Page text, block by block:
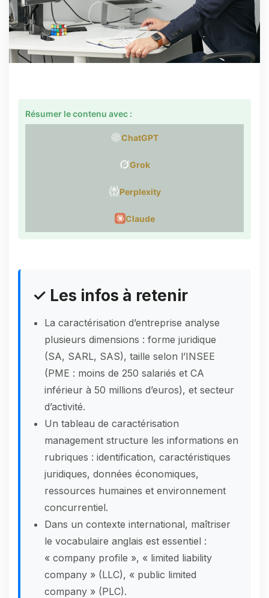
Résumer le contenu avec :
ChatGPT
Grok
Perplexity
Claude
✓ Les infos à retenir
La caractérisation d’entreprise analyse
plusieurs dimensions : forme juridique
(SA, SARL, SAS), taille selon l’INSEE
(PME : moins de 250 salariés et CA
inférieur à 50 millions d’euros), et secteur
d’activité.
Un tableau de caractérisation
management structure les informations en
rubriques : identification, caractéristiques
juridiques, données économiques,
ressources humaines et environnement
concurrentiel.
Dans un contexte international, maîtriser
le vocabulaire anglais est essentiel :
« company profile », « limited liability
company » (LLC), « public limited
company » (PLC).